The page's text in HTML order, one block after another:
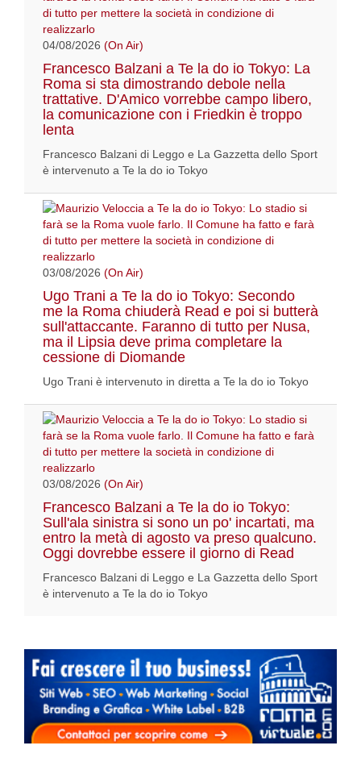
04/08/2026 (On Air)
Francesco Balzani a Te la do io Tokyo: La
Roma si sta dimostrando debole nella
trattative. D'Amico vorrebbe campo libero,
la comunicazione con i Friedkin è troppo
lenta
Francesco Balzani di Leggo e La Gazzetta dello Sport
è intervenuto a Te la do io Tokyo
03/08/2026 (On Air)
Ugo Trani a Te la do io Tokyo: Secondo
me la Roma chiuderà Read e poi si butterà
sull'attaccante. Faranno di tutto per Nusa,
ma il Lipsia deve prima completare la
cessione di Diomande
Ugo Trani è intervenuto in diretta a Te la do io Tokyo
03/08/2026 (On Air)
Francesco Balzani a Te la do io Tokyo:
Sull'ala sinistra si sono un po' incartati, ma
entro la metà di agosto va preso qualcuno.
Oggi dovrebbe essere il giorno di Read
Francesco Balzani di Leggo e La Gazzetta dello Sport
è intervenuto a Te la do io Tokyo